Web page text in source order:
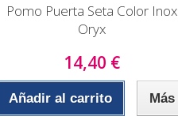
Pomo Puerta Seta Color Inox
Oryx
14,40 €
Añadir al carrito Más